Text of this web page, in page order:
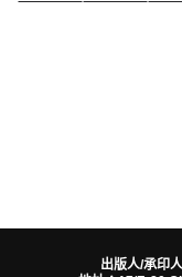
出版人/承印